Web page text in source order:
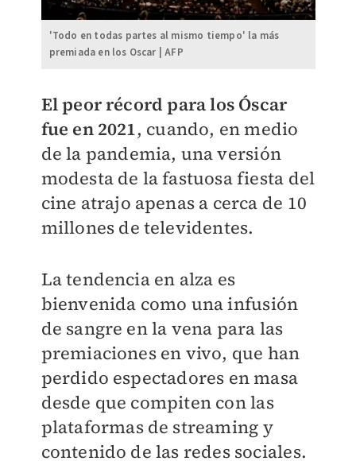
'Todo en todas partes al mismo tiempo' la más
premiada en los Oscar | AFP
El peor récord para los Óscar
fue en 2021, cuando, en medio
de la pandemia, una versión
modesta de la fastuosa fiesta del
cine atrajo apenas a cerca de 10
millones de televidentes.
La tendencia en alza es
bienvenida como una infusión
de sangre en la vena para las
premiaciones en vivo, que han
perdido espectadores en masa
desde que compiten con las
plataformas de streaming y
contenido de las redes sociales.